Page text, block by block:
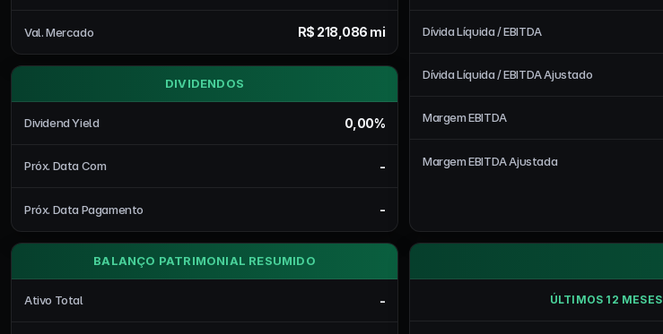
Val. Mercado R$ 218,086 mi
DIVIDENDOS
Dividend Yield 0,00%
Próx. Data Com -
Próx. Data Pagamento -
Dívida Líquida / EBITDA
Dívida Líquida / EBITDA Ajustado
Margem EBITDA
Margem EBITDA Ajustada
BALANÇO PATRIMONIAL RESUMIDO
Ativo Total - ÚLTIMOS 12 MESES